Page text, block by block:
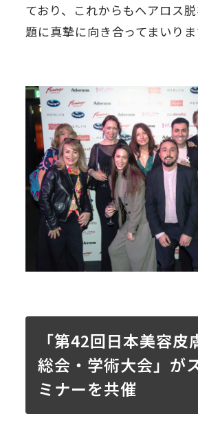
ており、これからもヘアロス
題に真摯に向き合ってまいりま
「第42回日本美容皮
総会・学術大会」が
ミナーを共催